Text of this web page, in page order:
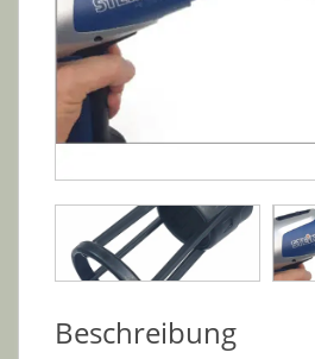
Beschreibung